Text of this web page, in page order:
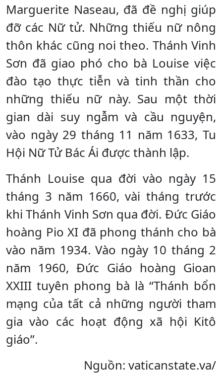
Marguerite Naseau, đã đề nghị giúp
đỡ các Nữ tử. Những thiếu nữ nông
thôn khác cũng noi theo. Thánh Vinh
Sơn đã giao phó cho bà Louise việc
đào tạo thực tiễn và tinh thần cho
những thiếu nữ này. Sau một thời
gian dài suy ngẫm và cầu nguyện,
vào ngày 29 tháng 11 năm 1633, Tu
Hội Nữ Tử Bác Ái được thành lập.
Thánh Louise qua đời vào ngày 15
tháng 3 năm 1660, vài tháng trước
khi Thánh Vinh Sơn qua đời. Đức Giáo
hoàng Pio XI đã phong thánh cho bà
vào năm 1934. Vào ngày 10 tháng 2
năm 1960, Đức Giáo hoàng Gioan
XXIII tuyên phong bà là “Thánh bổn
mạng của tất cả những người tham
gia vào các hoạt động xã hội Kitô
giáo”.
Nguồn: vaticanstate.va/